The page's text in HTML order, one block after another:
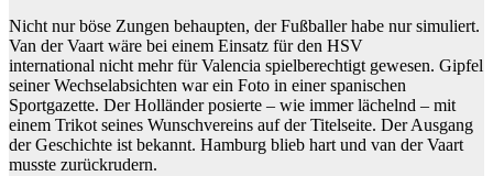
Nicht nur böse Zungen behaupten, der Fußballer habe nur simuliert.
Van der Vaart wäre bei einem Einsatz für den HSV
international nicht mehr für Valencia spielberechtigt gewesen. Gipfel
seiner Wechselabsichten war ein Foto in einer spanischen
Sportgazette. Der Holländer posierte – wie immer lächelnd – mit
einem Trikot seines Wunschvereins auf der Titelseite. Der Ausgang
der Geschichte ist bekannt. Hamburg blieb hart und van der Vaart
musste zurückrudern.